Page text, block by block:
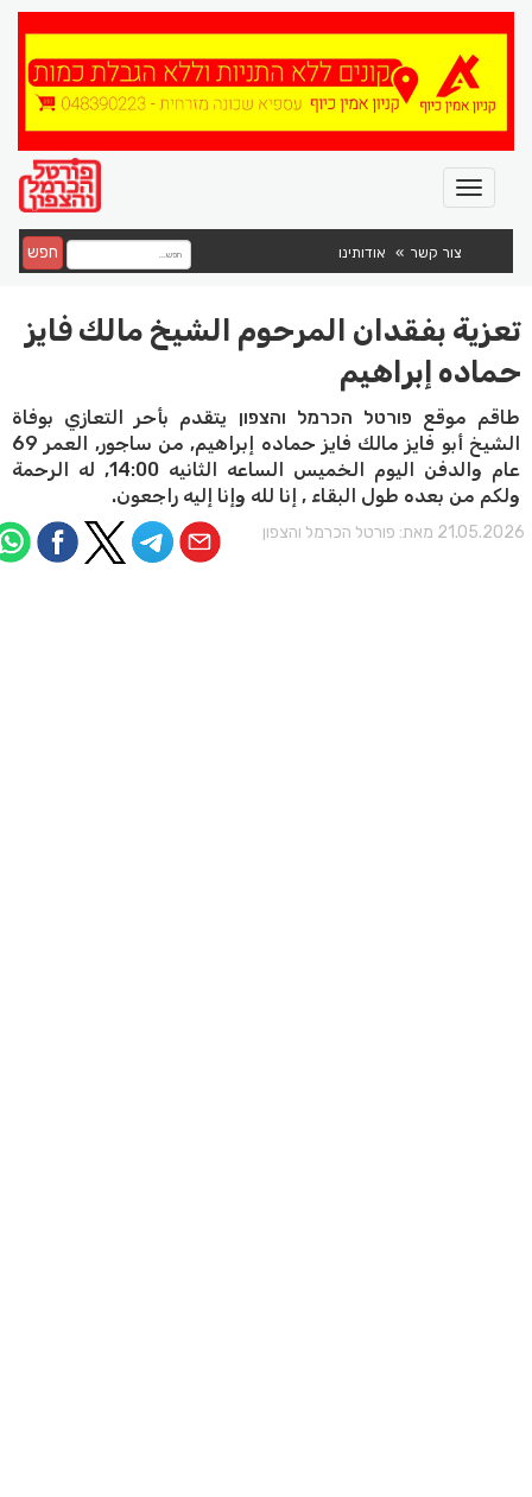
צור קשר אודותינו חפש
تعزية بفقدان المرحوم الشيخ مالك فايز
حماده إبراهيم
طاقم موقع פורטל הכרמל והצפון يتقدم بأحر التعازي بوفاة
الشيخ أبو فايز مالك فايز حماده إبراهيم, من ساجور, العمر 69
عام والدفن اليوم الخميس الساعه الثانيه 14:00, له الرحمة
ولكم من بعده طول البقاء , إنا لله وإنا إليه راجعون.
מאת: פורטל הכרמל והצפון